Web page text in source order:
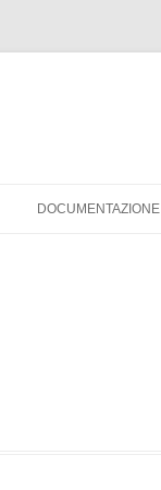
DOCUMENTAZIONE